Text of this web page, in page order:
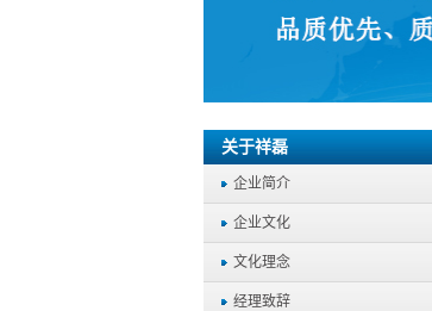
关于祥磊
企业简介
企业文化
文化理念
经理致辞